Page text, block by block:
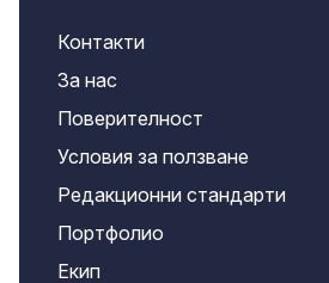
Контакти
За нас
Поверителност
Условия за ползване
Редакционни стандарти
Портфолио
Екип